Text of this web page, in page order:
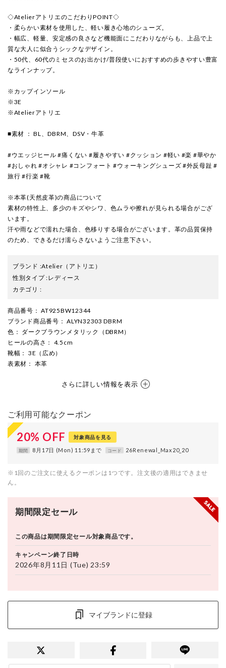
◇AtelierアトリエのこだわりPOINT◇
・柔らかい素材を使用した、軽い履き心地のシューズ。
・幅広、軽量、安定感の良さなど機能面にこだわりながらも、上品で上
質な大人に似合うシックなデザイン。
・50代、60代のミセスのお出かけ/普段使いにおすすめの歩きやすい豊富
なラインナップ。
※カップインソール
※3E
※Atelierアトリエ
■素材 ： BL、DBRM、DSV・牛革
#ウエッジヒール #痛くない #履きやすい #クッション #軽い #楽 #華やか
#おしゃれ #オシャレ #コンフォート #ウォーキングシューズ #外反母趾 #
旅行 #行楽 #靴
※本革(天然皮革)の商品について
素材の特性上、多少のキズやシワ、色ムラや擦れが見られる場合がござ
います。
汗や雨などで濡れた場合、色移りする場合がございます。革の品質保持
のため、できるだけ濡らさないようご注意下さい。
ブランド :Atelier （アトリエ）
性別タイプ:レディース
カテゴリ :
商品番号 ： AT925BW12344
ブランド商品番号 ： ALYN32303 DBRM
色 ： ダークブラウンメタリック（DBRM）
ヒールの高さ ： 4.5cm
靴幅 ： 3E（広め）
表素材 ： 本革
さらに詳しい情報を表示
ご利用可能なクーポン
20% OFF 対象商品を見る
期間 8月17日 (Mon) 11:59まで コード 26Renewal_Max20_20
※1回のご注文に使えるクーポンは1つです。注文後の適用はできませ
ん。
期間限定セール
この商品は期間限定セール対象商品です。
キャンペーン終了日時
2026年8月11日 (Tue) 23:59
マイブランドに登録